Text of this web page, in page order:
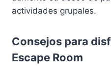
actividades grupales.
Consejos para
Escape Room